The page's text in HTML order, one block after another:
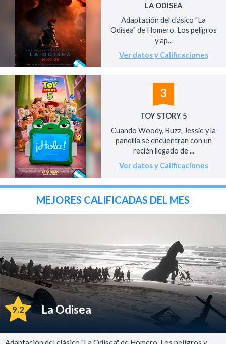
LA ODISEA
Adaptación del clásico "La
Odisea" de Homero. Los peligros
y ap...
Ver datos y Calificaciones
3
TOY STORY 5
Cuando Woody, Buzz, Jessie y la
pandilla se encuentran con un
recién llegado de ...
Ver datos y Calificaciones
MEJORES CALIFICADAS DEL MES
9.2 La Odisea